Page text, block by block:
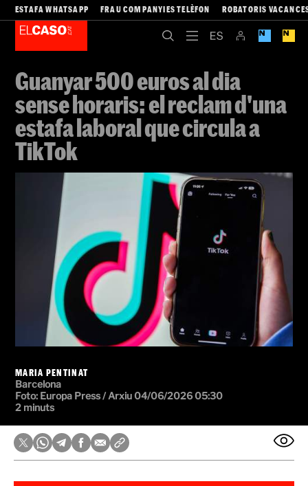
ESTAFA WHATSAPP FRAU COMPANYIES TELÈFON ROBATORIS
Guanyar 500 euros al dia
sense horaris: el reclam d'una
estafa laboral que circula a
TikTok
MARIA PENTINAT
Barcelona
Foto: Europa Press / Arxiu 04/06/2026 05:30
2 minuts